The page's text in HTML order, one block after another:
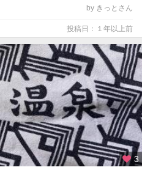
by きっとさん
投稿日：１年以上前
3